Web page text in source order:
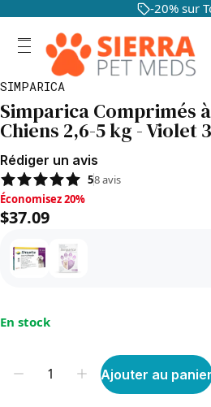
-20% sur
SIMPARICA
Simparica Comprimés
Chiens 2,6-5 kg - Violet
Rédiger un avis
58avis
Économisez 20%, $37.09
Économisez 20%
$37.09
En stock
Ajouter au